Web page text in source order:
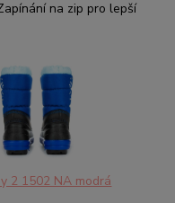
na zip pro lepší